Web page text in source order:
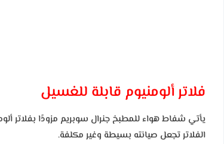
فلاتر ألومنيوم قابلة للغسيل
يأتي شفاط هواء للمطبخ جنرال سوبريم مزودًا بفلاتر
الفلاتر تجعل صيانته بسيطة وغير مكلفة.